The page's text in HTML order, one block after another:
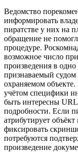
Ведомство
информировать
пиратстве у них на
обращение не
процедуре.
возможное число
произведения в
признаваемый
охраняемом
учётом специфики
быть интересны
подробности. Если
атрибутирует
фиксировать
потребуются
произведение